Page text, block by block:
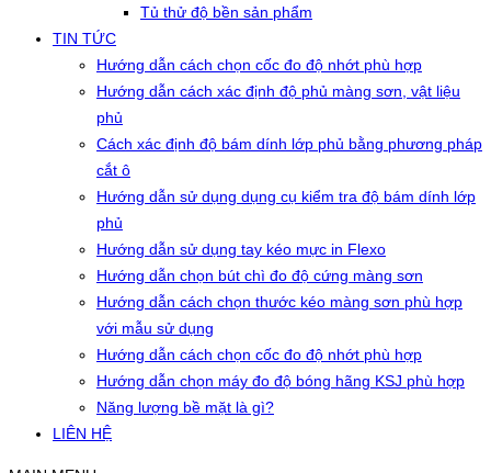
Tủ thử độ bền sản phẩm
TIN TỨC
Hướng dẫn cách chọn cốc đo độ nhớt phù hợp
Hướng dẫn cách xác định độ phủ màng sơn, vật liệu
phủ
Cách xác định độ bám dính lớp phủ bằng phương pháp
cắt ô
Hướng dẫn sử dụng dụng cụ kiểm tra độ bám dính lớp
phủ
Hướng dẫn sử dụng tay kéo mực in Flexo
Hướng dẫn chọn bút chì đo độ cứng màng sơn
Hướng dẫn cách chọn thước kéo màng sơn phù hợp
với mẫu sử dụng
Hướng dẫn cách chọn cốc đo độ nhớt phù hợp
Hướng dẫn chọn máy đo độ bóng hãng KSJ phù hợp
Năng lượng bề mặt là gì?
LIÊN HỆ